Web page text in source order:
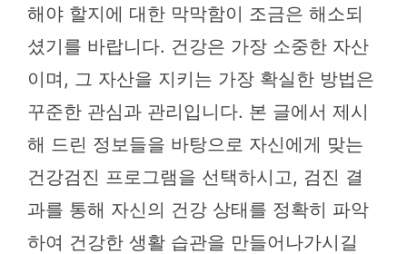
해야 할지에 대한 막막함이 조금은 해소되
셨기를 바랍니다. 건강은 가장 소중한 자산
이며, 그 자산을 지키는 가장 확실한 방법은
꾸준한 관심과 관리입니다. 본 글에서 제시
해 드린 정보들을 바탕으로 자신에게 맞는
건강검진 프로그램을 선택하시고, 검진 결
과를 통해 자신의 건강 상태를 정확히 파악
하여 건강한 생활 습관을 만들어나가시길